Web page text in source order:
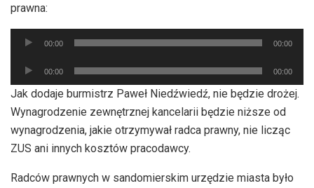
prawna:
Odtwarzacz
dźwiękowych
00:00 00:00
Odtwarzacz
plików
dźwiękowych
00:00 00:00
Jak dodaje burmistrz Paweł Niedźwiedź, nie będzie drożej.
Wynagrodzenie zewnętrznej kancelarii będzie niższe od
wynagrodzenia, jakie otrzymywał radca prawny, nie licząc
ZUS ani innych kosztów pracodawcy.
Radców prawnych w sandomierskim urzędzie miasta było